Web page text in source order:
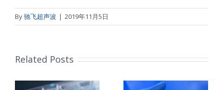
By驰飞超声波 | 2019年11月5日
Related Posts